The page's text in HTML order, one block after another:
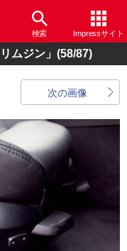
検索 Impressサイト
ムジン」 (58/87)
次の画像